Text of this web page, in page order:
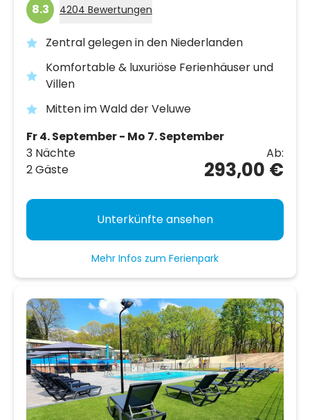
8.3 4204 Bewertungen
Zentral gelegen in den Niederlanden
Komfortable & luxuriöse Ferienhäuser und
Villen
Mitten im Wald der Veluwe
Fr 4. September - Mo 7. September
3 Nächte
2 Gäste
Ab:
293,00 €
Unterkünfte ansehen
Mehr Infos zum Ferienpark